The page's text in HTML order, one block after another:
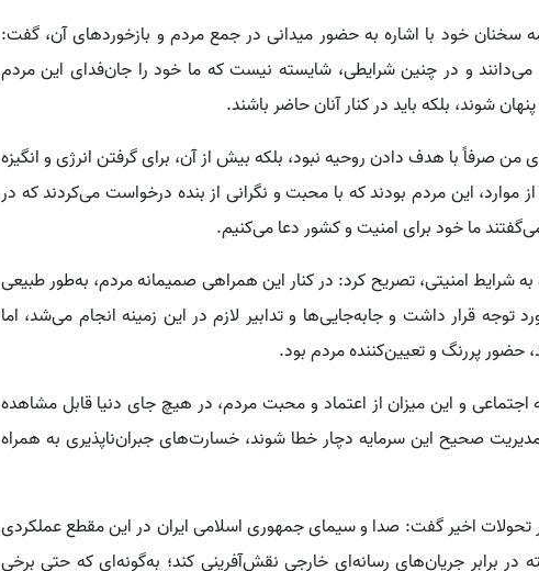
سخنان خود با اشاره به حضور میدانی در جمع مردم و بازخوردهای آن، گفت:
و در چنین شرایطی، شایسته نیست که ما خود را جان‌فدای این مردم
شوند، بلکه باید در کنار آنان حاضر باشند.
من صرفاً با هدف دادن روحیه نبود، بلکه بیش از آن، برای گرفتن انرژی و انگیزه
موارد، این مردم بودند که با محبت و نگرانی از بنده درخواست می‌کردند که در
ما خود برای امنیت و کشور دعا می‌کنیم.
به شرایط امنیتی، تصریح کرد: در کنار این همراهی صمیمانه مردم، به‌طور طبیعی
قرار داشت و جابه‌جایی‌ها و تدابیر لازم در این زمینه انجام می‌شد، اما
پررنگ و تعیین‌کننده مردم بود.
اجتماعی و این میزان از اعتماد و محبت مردم، در هیچ جای دنیا قابل مشاهده
صحیح این سرمایه دچار خطا شوند، خسارت‌های جبران‌ناپذیری به همراه
تحولات اخیر گفت: صدا و سیمای جمهوری اسلامی ایران در این مقطع عملکردی
در برابر جریان‌های رسانه‌ای خارجی نقش‌آفرینی کند؛ به‌گونه‌ای که حتی برخی